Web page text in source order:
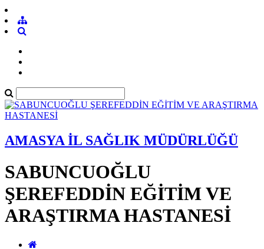
AMASYA İL SAĞLIK MÜDÜRLÜĞÜ
SABUNCUOĞLU
ŞEREFEDDİN EĞİTİM VE
ARAŞTIRMA HASTANESİ